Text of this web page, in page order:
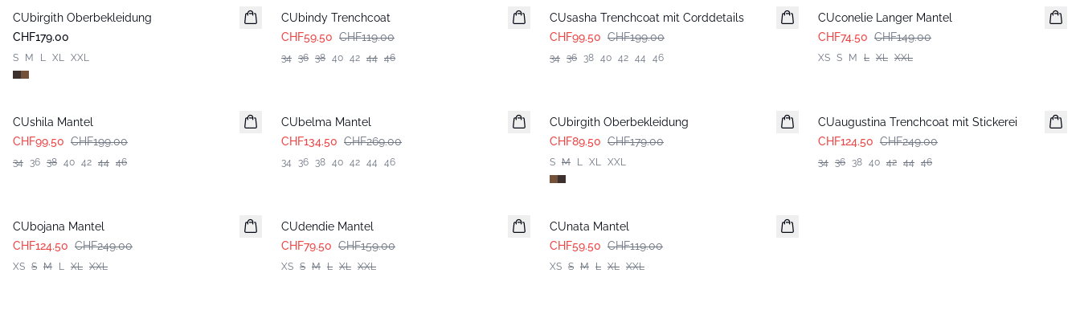
Neuheiten
CUbirgith Oberbekleidung
CHF179.00
S M L XL XXL
CUbindy Trenchcoat
CHF59.50 CHF119.00
34 36 38 40 42 44 46
CUsasha Trenchcoat mit Corddetails
CHF99.50 CHF199.00
34 36 38 40 42 44 46
CUconelie Langer Mantel
CHF74.50 CHF149.00
XS S M L XL XXL
CUshila Mantel
CHF99.50 CHF199.00
34 36 38 40 42 44 46
CUbelma Mantel
CHF134.50 CHF269.00
34 36 38 40 42 44 46
CUbirgith Oberbekleidung
CHF89.50 CHF179.00
S M L XL XXL
CUaugustina Trenchcoat mit Stickerei
CHF124.50 CHF249.00
34 36 38 40 42 44 46
CUbojana Mantel
CHF124.50 CHF249.00
XS S M L XL XXL
CUdendie Mantel
CHF79.50 CHF159.00
XS S M L XL XXL
CUnata Mantel
CHF59.50 CHF119.00
XS S M L XL XXL